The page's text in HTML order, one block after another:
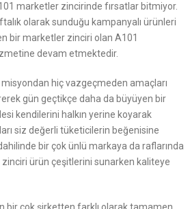
marketler zincirinde fırsatlar bitmiyor.
olarak sunduğu kampanyalı ürünleri
bir marketler zinciri olan A101
devam etmektedir.
hiç vazgeçmeden amaçları
gün geçtikçe daha da büyüyen bir
kendilerini halkın yerine koyarak
siz değerli tüketicilerin beğenisine
bir çok ünlü markaya da raflarında
ürün çeşitlerini sunarken kaliteye